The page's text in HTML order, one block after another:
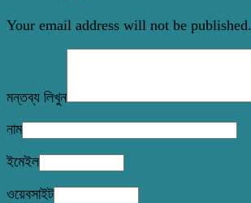
Your email address will not be published.
মন্তব্য লিখুন
নাম
ইমেইল
ওয়েবসাইট